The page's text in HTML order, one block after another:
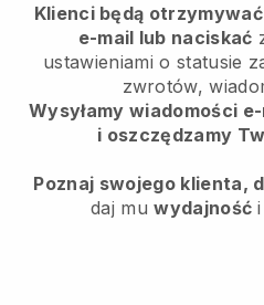
Klienci będą
e-mail lub naciskać
ustawieniami o statusie
zwrotów,
Wysyłamy wiadomości
i oszczędzamy
Poznaj swojego klienta,
daj muwydajność i